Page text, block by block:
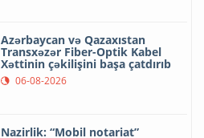
Azərbaycan və Qazaxıstan
Transxəzər Fiber-Optik Kabel
Xəttinin çəkilişini başa çatdırıb
06-08-2026
Nazirlik: “Mobil notariat”